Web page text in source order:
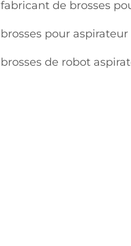
fabricant de brosses
brosses pour
brosses de robot